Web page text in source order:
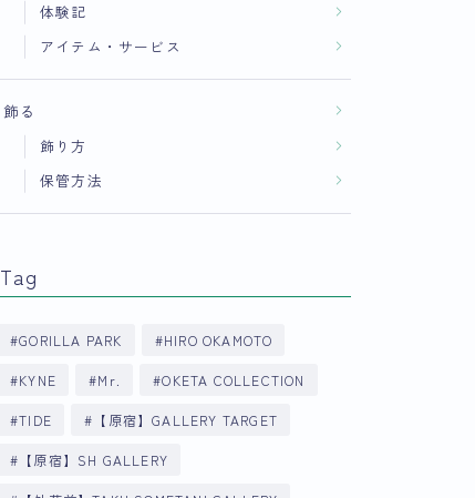
体験記
アイテム・サービス
飾る
飾り方
保管方法
Tag
GORILLA PARK HIRO OKAMOTO
KYNE Mr. OKETA COLLECTION
TIDE 【原宿】GALLERY TARGET
【原宿】SH GALLERY